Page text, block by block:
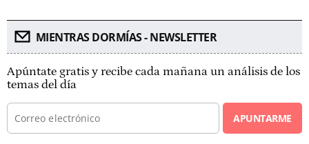
MIENTRAS DORMÍAS - NEWSLETTER
Apúntate gratis y recibe cada mañana un análisis de los
temas del día
APUNTARME